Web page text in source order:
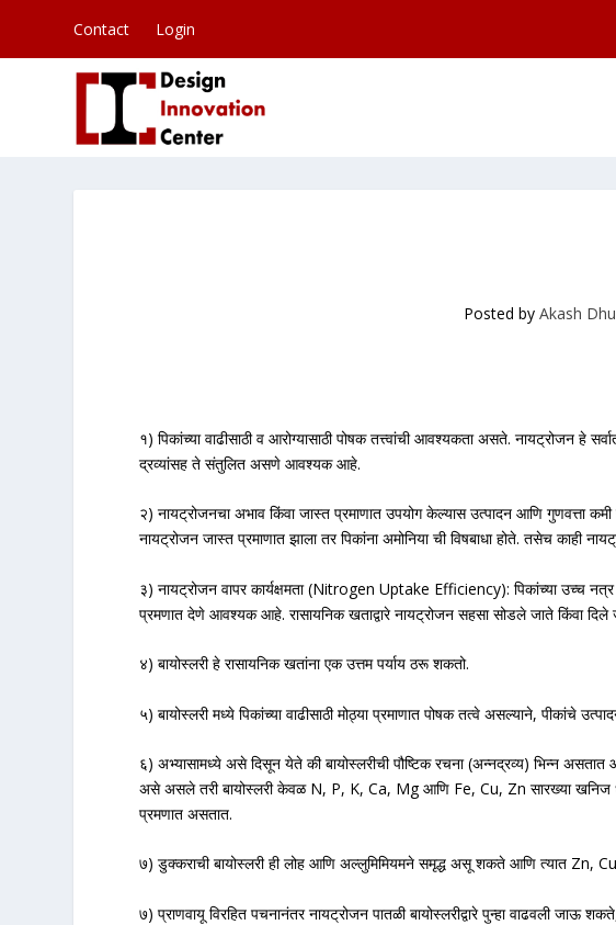
Contact Login
Posted by Akash
१) पिकांच्या वाढीसाठी व आरोग्यासाठी पोषक तत्त्वांची आवश्यकता असते. नायट्रोजन हे
द्रव्यांसह ते संतुलित असणे आवश्यक आहे.
२) नायट्रोजनचा अभाव किंवा जास्त प्रमाणात उपयोग केल्यास उत्पादन आणि गुणवत्ता
नायट्रोजन जास्त प्रमाणात झाला तर पिकांना अमोनिया ची विषबाधा होते. तसेच काही
३) नायट्रोजन वापर कार्यक्षमता (Nitrogen Uptake Efficiency): पिकांच्या उच्च
प्रमणात देणे आवश्यक आहे. रासायनिक खताद्वारे नायट्रोजन सहसा सोडले जाते किंवा
४) बायोस्लरी हे रासायनिक खतांना एक उत्तम पर्याय ठरू शकतो.
५) बायोस्लरी मध्ये पिकांच्या वाढीसाठी मोठ्या प्रमाणात पोषक तत्वे असल्याने, पीकांचे
६) अभ्यासामध्ये असे दिसून येते की बायोस्लरीची पौष्टिक रचना (अन्नद्रव्य) भिन्न
असे असले तरी बायोस्लरी केवळ N, P, K, Ca, Mg आणि Fe, Cu, Zn सारख्या खनिज
प्रमणात असतात.
७) डुक्कराची बायोस्लरी ही लोह आणि अल्लुमिमियमने समृद्ध असू शकते आणि त्यात
७) प्राणवायू विरहित पचनानंतर नायट्रोजन पातळी बायोस्लरीद्वारे पुन्हा वाढवली जाऊ